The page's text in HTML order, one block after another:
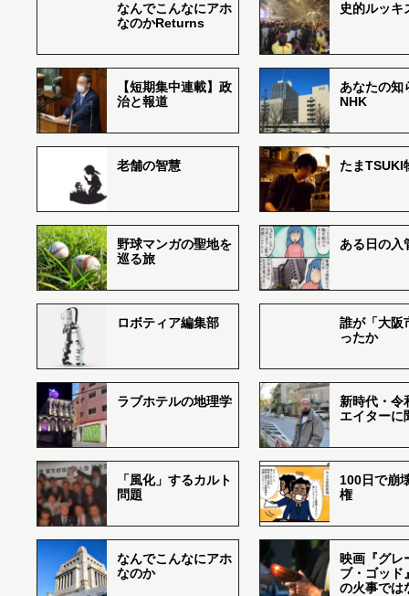
なんでこんなにアホ
なのかReturns
史的ルッキ
【短期集中連載】政
治と報道
あなたの知
NHK
老舗の智慧 たまTSUKI
野球マンガの聖地を
巡る旅
ある日の入
ロボティア編集部
誰が「大阪
ったか
ラブホテルの地理学
新時代・令
エイターに
「風化」するカルト
問題
100日で崩
権
なんでこんなにアホ
なのか
映画『グレ
ブ・ゴッド
の火事では